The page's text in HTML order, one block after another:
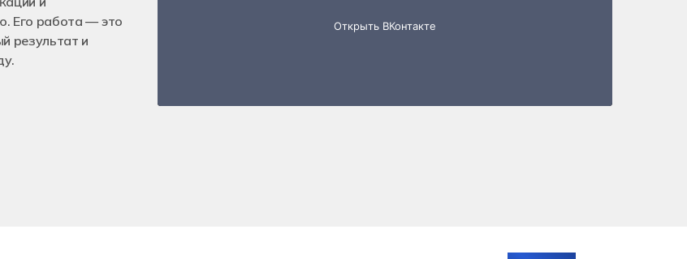
в строительстве
Летная эксплуатация беспилотных авиационных систем
Его работа — это
результат и